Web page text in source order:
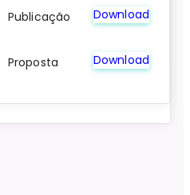
Publicação
Download
Proposta Download